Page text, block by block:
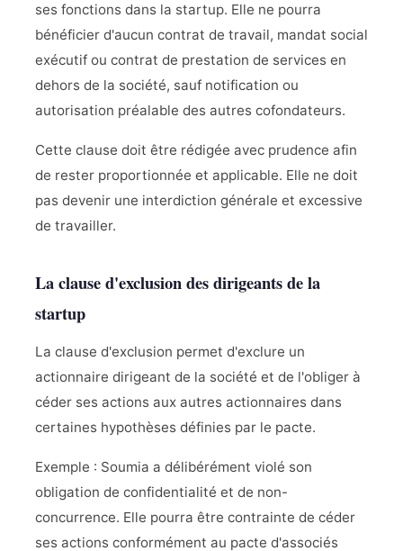
ses fonctions dans la startup. Elle ne pourra
bénéficier d'aucun contrat de travail, mandat social
exécutif ou contrat de prestation de services en
dehors de la société, sauf notification ou
autorisation préalable des autres cofondateurs.
Cette clause doit être rédigée avec prudence afin
de rester proportionnée et applicable. Elle ne doit
pas devenir une interdiction générale et excessive
de travailler.
La clause d'exclusion des dirigeants de la
startup
La clause d'exclusion permet d'exclure un
actionnaire dirigeant de la société et de l'obliger à
céder ses actions aux autres actionnaires dans
certaines hypothèses définies par le pacte.
Exemple : Soumia a délibérément violé son
obligation de confidentialité et de non-
concurrence. Elle pourra être contrainte de céder
ses actions conformément au pacte d'associés